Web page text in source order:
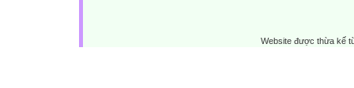
Website được thừa kế